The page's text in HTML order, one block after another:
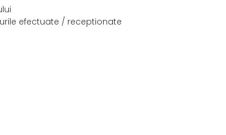
efectuate / receptionate